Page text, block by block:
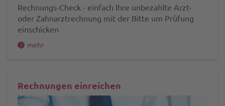
Rechnungs-Check - einfach Ihre unbezahlte Arzt-
oder Zahnarztrechnung mit der Bitte um Prüfung
einschicken
mehr
Rechnungen einreichen